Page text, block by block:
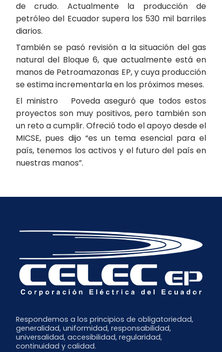
de crudo. Actualmente la producción de
petróleo del Ecuador supera los 530 mil barriles
diarios.
También se pasó revisión a la situación del gas
natural del Bloque 6, que actualmente está en
manos de Petroamazonas EP, y cuya producción
se estima incrementarla en los próximos meses.
El ministro Poveda aseguró que todos estos
proyectos son muy positivos, pero también son
un reto a cumplir. Ofreció todo el apoyo desde el
MICSE, pues dijo “es un tema esencial para el
país, tenemos los activos y el futuro del país en
nuestras manos”.
Respondemos a los principios de obligatoriedad,
generalidad, uniformidad, responsabilidad,
universalidad, accesibilidad, regularidad,
continuidad y calidad.